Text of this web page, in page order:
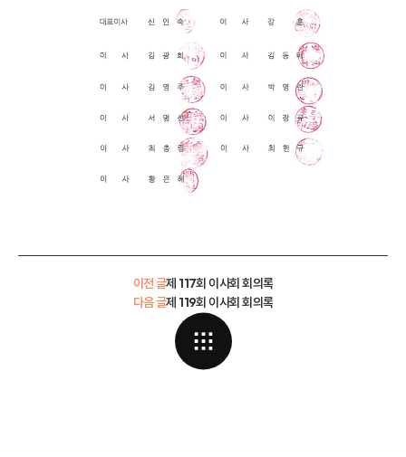
이전 글제 117회 이사회 회의록
제 119회 이사회 회의록
다음 글